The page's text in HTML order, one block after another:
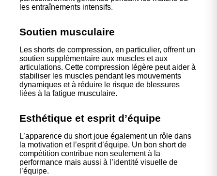
les entraînements intensifs.
Soutien musculaire
Les shorts de compression, en particulier, offrent un
soutien supplémentaire aux muscles et aux
articulations. Cette compression légère peut aider à
stabiliser les muscles pendant les mouvements
dynamiques et à réduire le risque de blessures
liées à la fatigue musculaire.
Esthétique et esprit d’équipe
L’apparence du short joue également un rôle dans
la motivation et l’esprit d’équipe. Un bon short de
compétition contribue non seulement à la
performance mais aussi à l’identité visuelle de
l’équipe.